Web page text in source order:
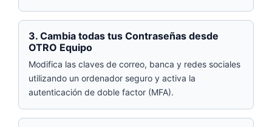
3. Cambia todas tus Contraseñas desde
OTRO Equipo
Modifica las claves de correo, banca y redes sociales
utilizando un ordenador seguro y activa la
autenticación de doble factor (MFA).